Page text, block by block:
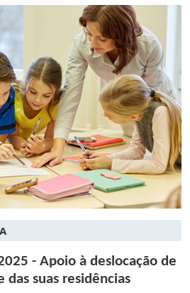
- Apoio à deslocação de
das suas residências